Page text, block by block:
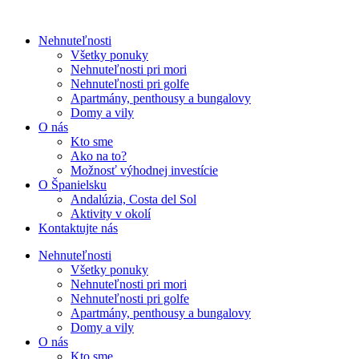
Nehnuteľnosti
Všetky ponuky
Nehnuteľnosti pri mori
Nehnuteľnosti pri golfe
Apartmány, penthousy a bungalovy
Domy a vily
O nás
Kto sme
Ako na to?
Možnosť výhodnej investície
O Španielsku
Andalúzia, Costa del Sol
Aktivity v okolí
Kontaktujte nás
Nehnuteľnosti
Všetky ponuky
Nehnuteľnosti pri mori
Nehnuteľnosti pri golfe
Apartmány, penthousy a bungalovy
Domy a vily
O nás
Kto sme